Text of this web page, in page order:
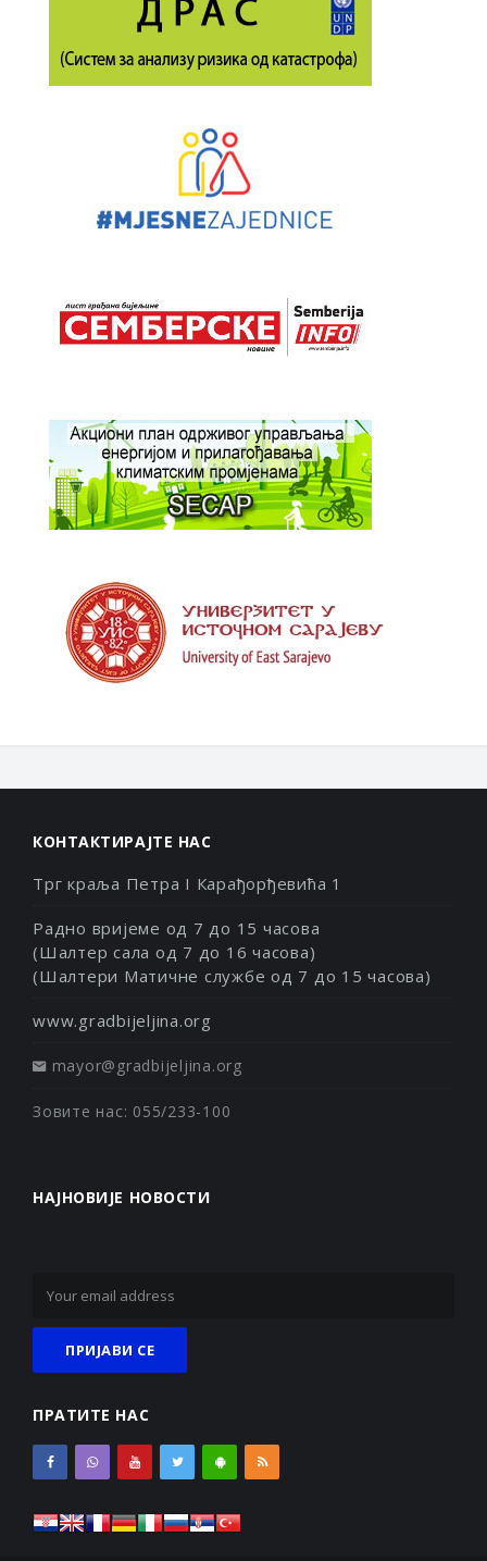
КОНТАКТИРАЈТЕ НАС
Трг краља Петра I Карађорђевића 1
Радно вријеме од 7 до 15 часова
(Шалтер сала од 7 до 16 часова)
(Шалтери Матичне службе од 7 до 15 часова)
www.gradbijeljina.org
mayor@gradbijeljina.org
Зовите нас: 055/233-100
НАЈНОВИЈЕ НОВОСТИ
ПРАТИТЕ НАС